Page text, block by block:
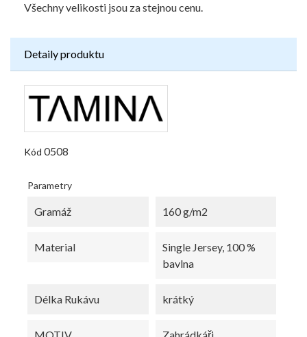
Všechny velikosti jsou za stejnou cenu.
Detaily produktu
Kód 0508
Parametry
Gramáž 160 g/m2
Material
Single Jersey, 100 %
bavlna
Délka Rukávu krátký